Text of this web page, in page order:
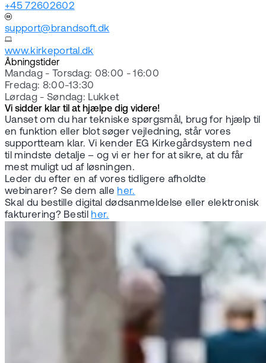
+45 72602602
support@brandsoft.dk
www.kirkeportal.dk
Åbningstider
Mandag - Torsdag: 08:00 - 16:00
Fredag: 8:00-13:30
Lørdag - Søndag: Lukket
Vi sidder klar til at hjælpe dig videre!
Uanset om du har tekniske spørgsmål, brug for hjælp til
en funktion eller blot søger vejledning, står vores
supportteam klar. Vi kender EG Kirkegårdsystem ned
til mindste detalje – og vi er her for at sikre, at du får
mest muligt ud af løsningen.
Leder du efter en af vores tidligere afholdte
webinarer? Se dem alle her.
Skal du bestille digital dødsanmeldelse eller elektronisk
fakturering? Bestil her.